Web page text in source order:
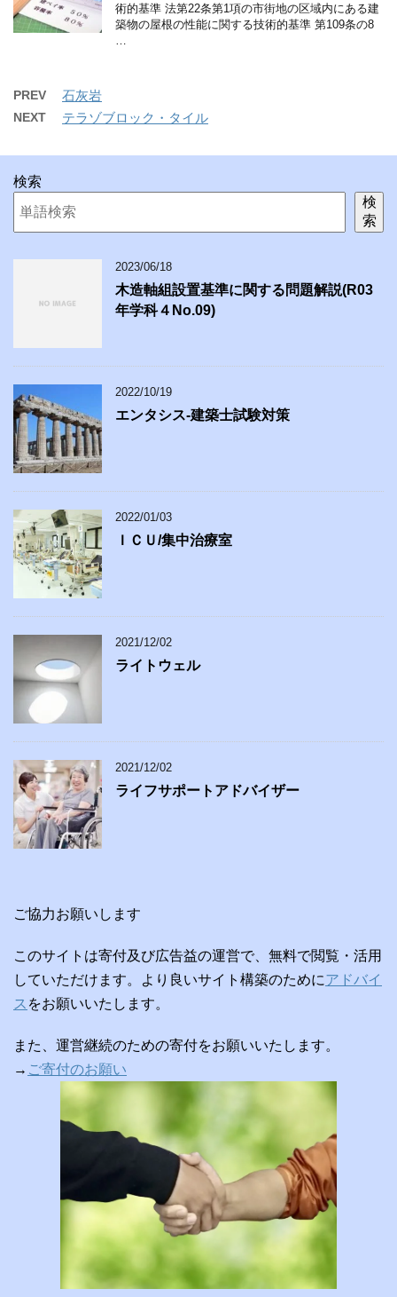
術的基準 法第22条第1項の市街地の区域内にある建
築物の屋根の性能に関する技術的基準 第109条の8
PREV 石灰岩
NEXT テラゾブロック・タイル
検索
検
索
2023/06/18
木造軸組設置基準に関する問題解説(R03
年学科４No.09)
2022/10/19
エンタシス-建築士試験対策
2022/01/03
ＩＣＵ/集中治療室
2021/12/02
ライトウェル
2021/12/02
ライフサポートアドバイザー
ご協力お願いします
このサイトは寄付及び広告益の運営で、無料で閲覧・活用
していただけます。より良いサイト構築のためにアドバイ
ス をお願いいたします。
また、運営継続のための寄付をお願いいたします。
→ ご寄付のお願い